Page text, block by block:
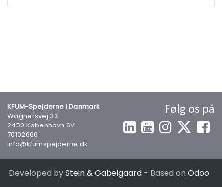
KFUM-Spejderne i Danmark
Wagnersvej 33
2450 København SV
70102666
info@kfumspejderne.dk
Følg os på
Developed byStein & Gabelgaard - Based on Odoo